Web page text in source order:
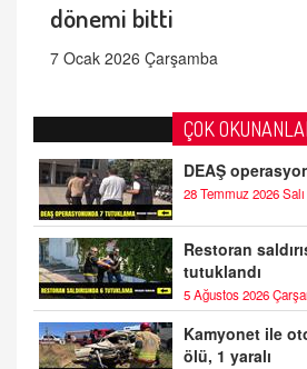
dönemi bitti
7 Ocak 2026 Çarşamba
ÇOK
DEAŞ
28 Temmuz 2026 Salı
Restoran
tutuklandı
5 Ağustos 2026
Kamyonet ile
ölü, 1 yaralı